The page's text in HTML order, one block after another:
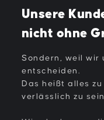
Unsere
nicht ohne
Sondern, weil wir
entscheiden.
Das heißt alles
verlässlich zu